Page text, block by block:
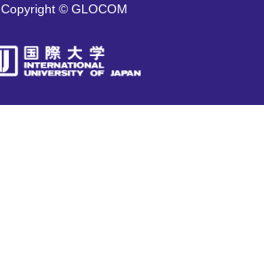
Copyright © GLOCOM